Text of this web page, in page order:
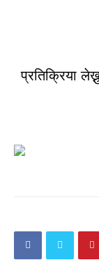
प्रतिक्रिया